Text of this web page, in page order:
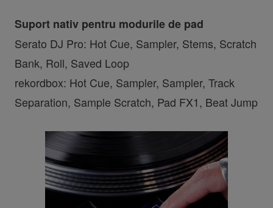
Suport nativ pentru modurile de pad
Serato DJ Pro: Hot Cue, Sampler, Stems, Scratch
Bank, Roll, Saved Loop
rekordbox: Hot Cue, Sampler, Sampler, Track
Separation, Sample Scratch, Pad FX1, Beat Jump